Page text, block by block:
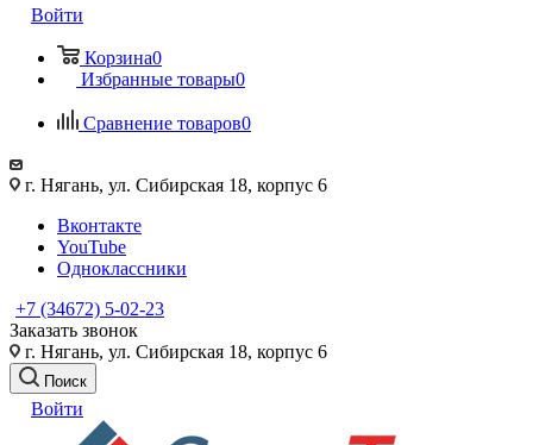
Войти
Корзина0
Избранные товары0
Сравнение товаров0
г. Нягань, ул. Сибирская 18, корпус 6
Вконтакте
YouTube
Одноклассники
+7 (34672) 5-02-23
Заказать звонок
г. Нягань, ул. Сибирская 18, корпус 6
Поиск
Войти